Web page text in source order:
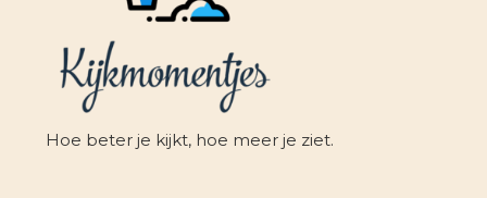
Hoe beter je kijkt, hoe meer je ziet.